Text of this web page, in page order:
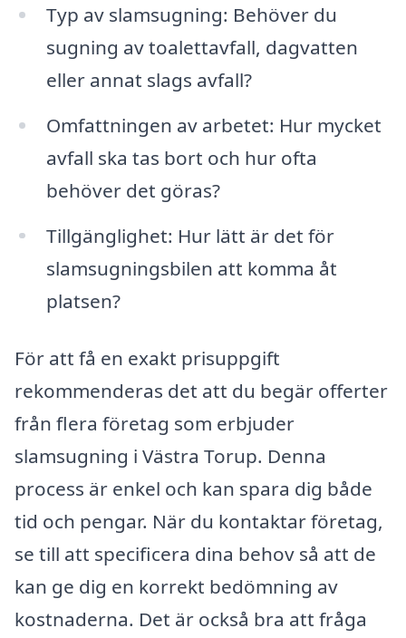
Typ av slamsugning: Behöver du
sugning av toalettavfall, dagvatten
eller annat slags avfall?
Omfattningen av arbetet: Hur mycket
avfall ska tas bort och hur ofta
behöver det göras?
Tillgänglighet: Hur lätt är det för
slamsugningsbilen att komma åt
platsen?
För att få en exakt prisuppgift
rekommenderas det att du begär offerter
från flera företag som erbjuder
slamsugning i Västra Torup. Denna
process är enkel och kan spara dig både
tid och pengar. När du kontaktar företag,
se till att specificera dina behov så att de
kan ge dig en korrekt bedömning av
kostnaderna. Det är också bra att fråga